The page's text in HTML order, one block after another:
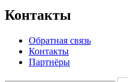
Контакты
Обратная связь
Контакты
Партнёры